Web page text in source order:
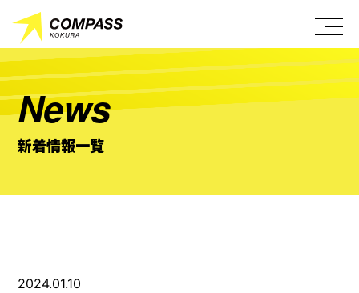
News
新着情報一覧
2024.01.10